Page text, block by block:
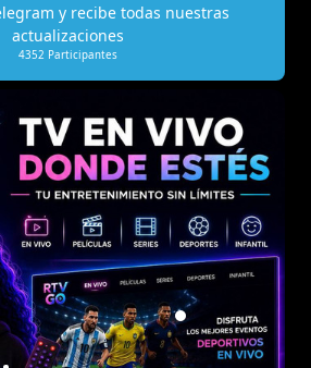
y recibe todas nuestras
actualizaciones
4352 Participantes